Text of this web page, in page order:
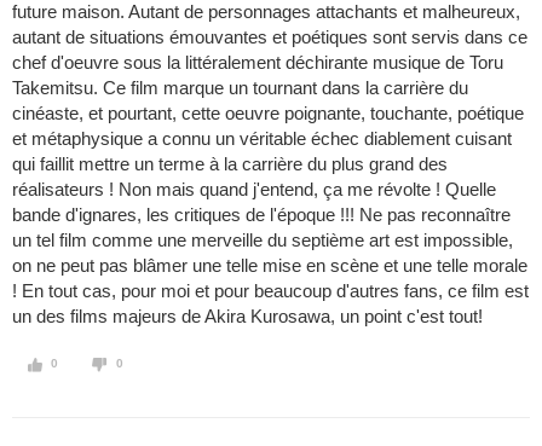
future maison. Autant de personnages attachants et malheureux,
autant de situations émouvantes et poétiques sont servis dans ce
chef d'oeuvre sous la littéralement déchirante musique de Toru
Takemitsu. Ce film marque un tournant dans la carrière du
cinéaste, et pourtant, cette oeuvre poignante, touchante, poétique
et métaphysique a connu un véritable échec diablement cuisant
qui faillit mettre un terme à la carrière du plus grand des
réalisateurs ! Non mais quand j'entend, ça me révolte ! Quelle
bande d'ignares, les critiques de l'époque !!! Ne pas reconnaître
un tel film comme une merveille du septième art est impossible,
on ne peut pas blâmer une telle mise en scène et une telle morale
! En tout cas, pour moi et pour beaucoup d'autres fans, ce film est
un des films majeurs de Akira Kurosawa, un point c'est tout!
0 0